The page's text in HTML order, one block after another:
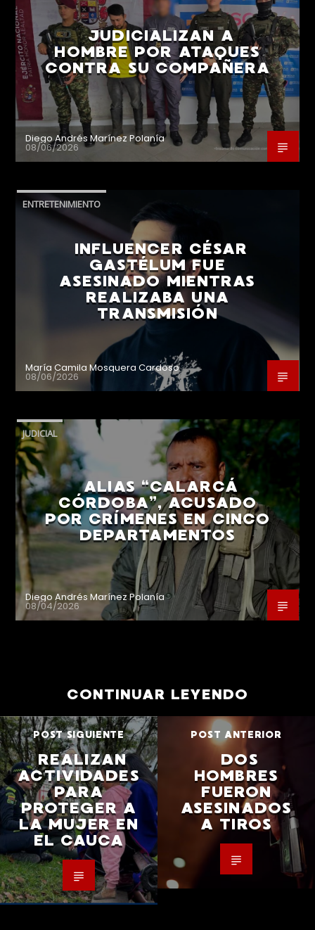
JUDICIALIZAN A
HOMBRE POR ATAQUES
CONTRA SU COMPAÑERA
Diego Andrés Marínez Polanía
08/06/2026
ENTRETENIMIENTO
INFLUENCER CÉSAR
GASTÉLUM FUE
ASESINADO MIENTRAS
REALIZABA UNA
TRANSMISIÓN
María Camila Mosquera Cardoso
08/06/2026
JUDICIAL
ALIAS “CALARCÁ
CÓRDOBA”, ACUSADO
POR CRÍMENES EN CINCO
DEPARTAMENTOS
Diego Andrés Marínez Polanía
08/04/2026
CONTINUAR LEYENDO
POST SIGUIENTE
REALIZAN
ACTIVIDADES
PARA
PROTEGER A
LA MUJER EN
EL CAUCA
POST ANTERIOR
DOS
HOMBRES
FUERON
ASESINADOS
A TIROS